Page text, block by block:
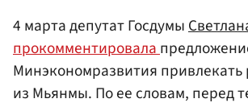
4 марта депутат Госдумы
прокомментировала
Минэкономразвития привлекать
из Мьянмы. По ее словам, перед